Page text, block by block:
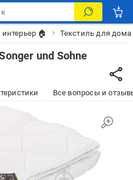
🏠 Текстиль для дома
und Sohne
Все вопросы и